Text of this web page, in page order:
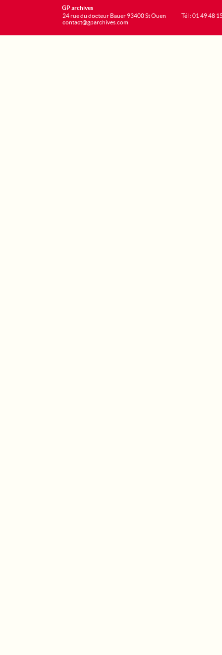
GP archives
24 rue du docteur Bauer 93400 St Ouen
contact@gparchives.com
Tél : 01 49 48